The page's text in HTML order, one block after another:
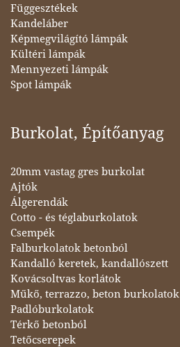
Függesztékek
Kandeláber
Képmegvilágító lámpák
Kültéri lámpák
Mennyezeti lámpák
Spot lámpák
Burkolat, Építőanyag
20mm vastag gres burkolat
Ajtók
Álgerendák
Cotto - és téglaburkolatok
Csempék
Falburkolatok betonból
Kandalló keretek, kandallószett
Kovácsoltvas korlátok
Műkő, terrazzo, beton burkolatok
Padlóburkolatok
Térkő betonból
Tetőcserepek